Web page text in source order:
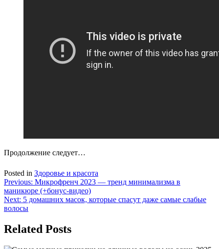
Продолжение следует…
Posted in Здоровье и красота
Навигация
по
записям
Previous: Микрофренч 2023 — тренд минимализма в
маникюре (+бонус-видео)
Next: 5 домашних масок, которые спасут даже самые слабые
волосы
Related Posts